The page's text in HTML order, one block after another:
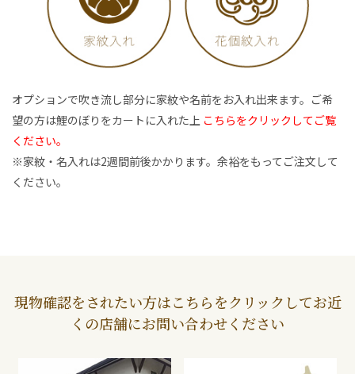
オプションで吹き流し部分に家紋や名前をお入れ出来ます。ご希
望の方は鯉のぼりをカートに入れた上 こちらをクリックしてご覧
ください。
※家紋・名入れは2週間前後かかります。余裕をもってご注文して
ください。
現物確認をされたい方はこちらをクリックしてお近
くの店舗にお問い合わせください